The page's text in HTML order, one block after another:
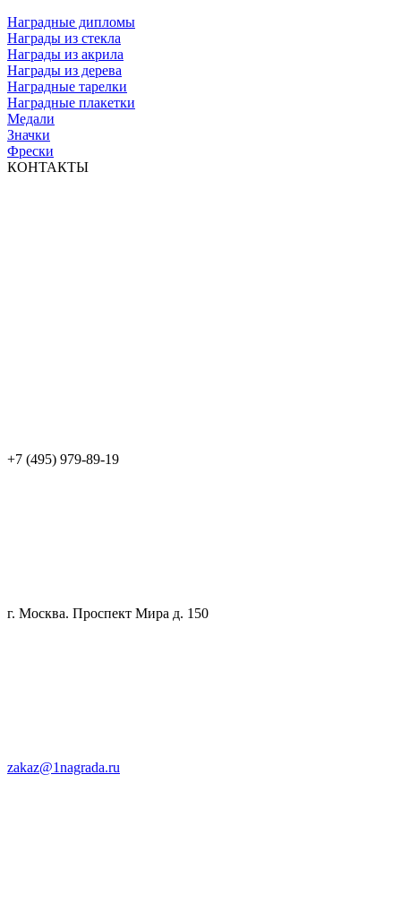
Наградные дипломы
Награды из стекла
Награды из акрила
Награды из дерева
Наградные тарелки
Наградные плакетки
Медали
Значки
Фрески
КОНТАКТЫ
+7 (495) 979-89-19
г. Москва. Проспект Мира д. 150
zakaz@1nagrada.ru